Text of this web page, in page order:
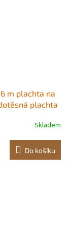
m plachta na
plachta
Skladem
Do košíku